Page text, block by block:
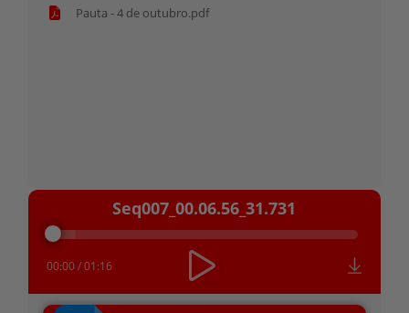
Pauta - 4 de outubro.pdf
Tocador
áudio
Seq007_00.06.56_31.731
00:00 /01:16